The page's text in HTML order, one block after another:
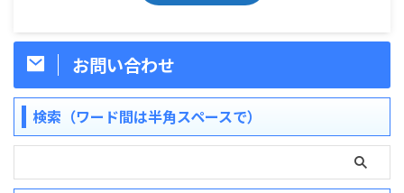
お問い合わせ
検索（ワード間は半角スペースで）